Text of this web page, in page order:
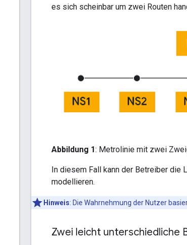
es sich scheinbar um zwei Routen
Abbildung 1: Metrolinie mit zwei
In diesem Fall kann der Betreiber die
modellieren.
Hinweis: Die Wahrnehmung der Nutzer
Zwei leicht unterschiedliche